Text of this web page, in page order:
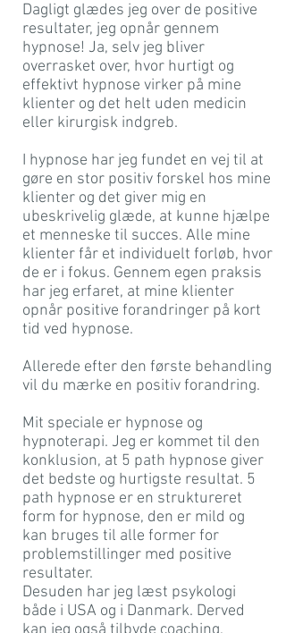
Dagligt glædes jeg over de positive
resultater, jeg opnår gennem
hypnose! Ja, selv jeg bliver
overrasket over, hvor hurtigt og
effektivt hypnose virker på mine
klienter og det helt uden medicin
eller kirurgisk indgreb.
I hypnose har jeg fundet en vej til at
gøre en stor positiv forskel hos mine
klienter og det giver mig en
ubeskrivelig glæde, at kunne hjælpe
et menneske til succes. Alle mine
klienter får et individuelt forløb, hvor
de er i fokus. Gennem egen praksis
har jeg erfaret, at mine klienter
opnår positive forandringer på kort
tid ved hypnose.
Allerede efter den første behandling
vil du mærke en positiv forandring.
Mit speciale er hypnose og
hypnoterapi. Jeg er kommet til den
konklusion, at 5 path hypnose giver
det bedste og hurtigste resultat. 5
path hypnose er en struktureret
form for hypnose, den er mild og
kan bruges til alle former for
problemstillinger med positive
resultater.
Desuden har jeg læst psykologi
både i USA og i Danmark. Derved